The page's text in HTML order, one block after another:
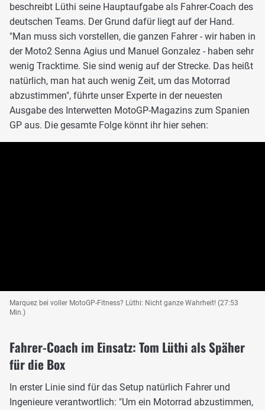
beschreibt Lüthi seine Hauptaufgabe als Fahrer-Coach des
deutschen Teams. Der Grund dafür liegt auf der Hand.
"Man muss sich vorstellen, die ganzen Fahrer - wir haben in
der Moto2 Senna Agius und Manuel Gonzalez - haben sehr
wenig Tracktime. Sie sind wenig auf der Strecke. Das heißt
natürlich, man hat auch wenig Zeit, um das Motorrad
abzustimmen", führte unser Experte in der neuesten
Ausgabe des Interwetten MotoGP-Magazins zum Spanien
GP aus. Die gesamte Folge könnt ihr hier sehen:
Marquez bei voller MotoGP-Fitness? Lüthi: Nicht ganze Wahrheit! (27:53
Min.)
Fahrer-Coach im Einsatz: Tom Lüthi als Späher
für die Box
In erster Linie sind für das Setup natürlich Fahrer und
Ingenieure verantwortlich: "Um ein Motorrad abzustimmen,